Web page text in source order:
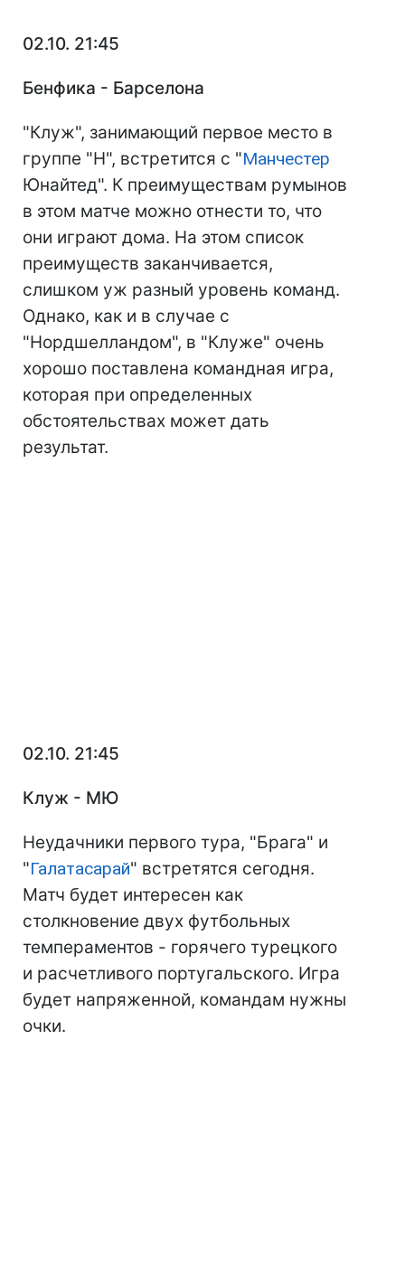
02.10. 21:45
Бенфика - Барселона
"Клуж", занимающий первое место в
группе "Н", встретится с "Манчестер
Юнайтед". К преимуществам румынов
в этом матче можно отнести то, что
они играют дома. На этом список
преимуществ заканчивается,
слишком уж разный уровень команд.
Однако, как и в случае с
"Нордшелландом", в "Клуже" очень
хорошо поставлена командная игра,
которая при определенных
обстоятельствах может дать
результат.
02.10. 21:45
Клуж - МЮ
Неудачники первого тура, "Брага" и
"Галатасарай" встретятся сегодня.
Матч будет интересен как
столкновение двух футбольных
темпераментов - горячего турецкого
и расчетливого португальского. Игра
будет напряженной, командам нужны
очки.